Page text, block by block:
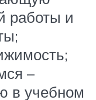
работы и
–
в учебном